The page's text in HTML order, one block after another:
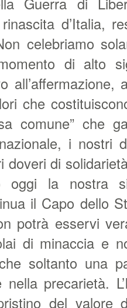
d’Italia,
celebriamo
di alto
che
comune” che
i nostri
doveri di
oggi la nostra
il Capo dello
potrà esservi
di minaccia e
soltanto una
precarietà.
del valore